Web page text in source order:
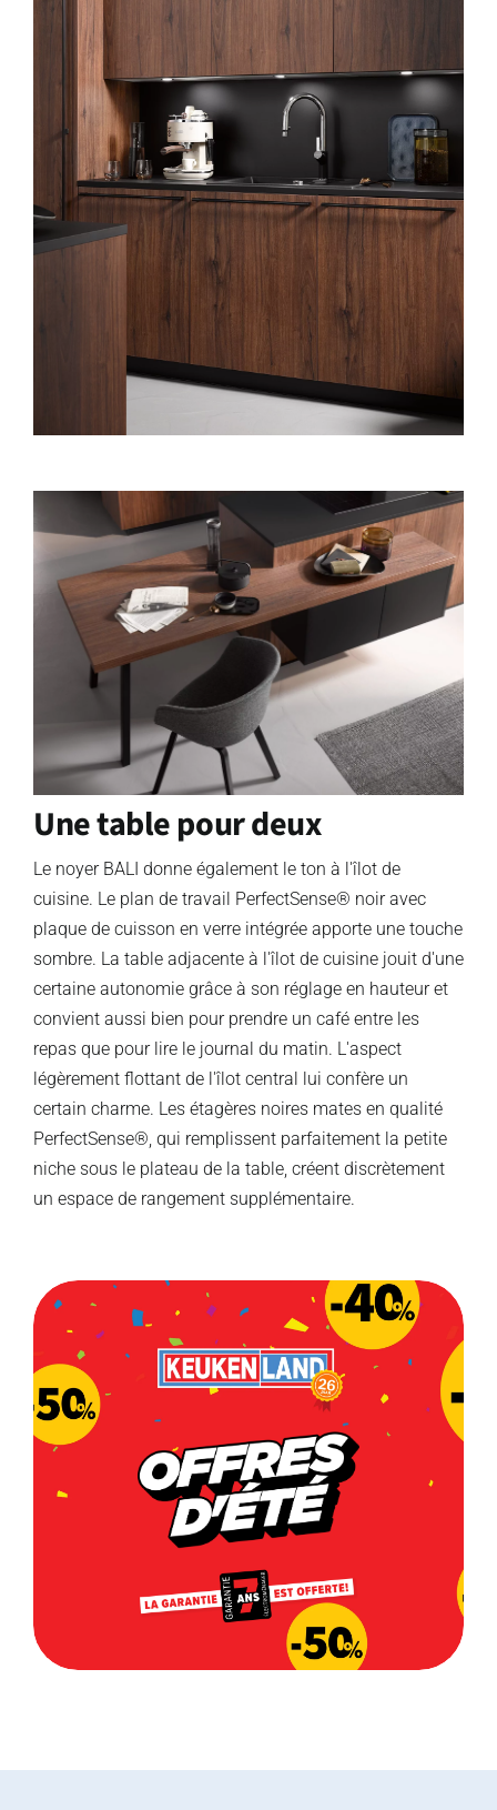
Une table pour deux
Le noyer BALI donne également le ton à l'îlot de
cuisine. Le plan de travail PerfectSense® noir avec
plaque de cuisson en verre intégrée apporte une touche
sombre. La table adjacente à l'îlot de cuisine jouit d'une
certaine autonomie grâce à son réglage en hauteur et
convient aussi bien pour prendre un café entre les
repas que pour lire le journal du matin. L'aspect
légèrement flottant de l'îlot central lui confère un
certain charme. Les étagères noires mates en qualité
PerfectSense®, qui remplissent parfaitement la petite
niche sous le plateau de la table, créent discrètement
un espace de rangement supplémentaire.